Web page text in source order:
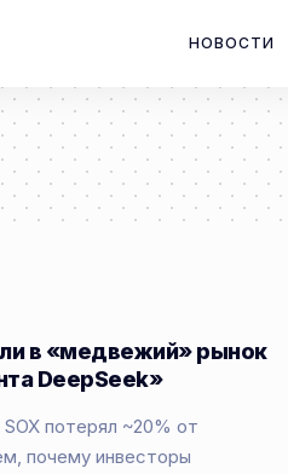
НОВОСТИ
в «медвежий» рынок
DeepSeek»
потерял ~20% от
почему инвесторы